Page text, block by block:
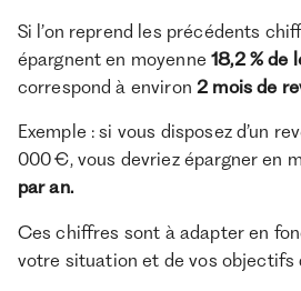
Si l’on reprend les précédents
épargnent en moyenne 18,2 % de
correspond à environ 2 mois de
Exemple : si vous disposez d’un
000 €, vous devriez épargner en
par an.
Ces chiffres sont à adapter en
votre situation et de vos objectifs